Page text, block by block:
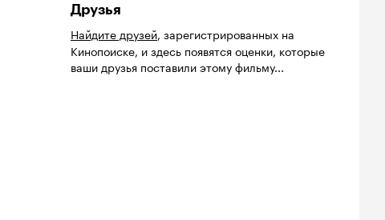
Друзья
Найдите друзей, зарегистрированных на
Кинопоиске, и здесь появятся оценки, которые
ваши друзья поставили этому фильму...